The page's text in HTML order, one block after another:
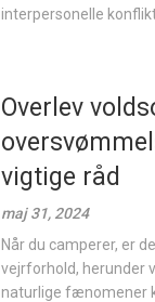
interpersonelle
Overlev
vigtige råd
maj 31, 2024
Når du camperer, er
vejrforhold, herunder
naturlige fænomener